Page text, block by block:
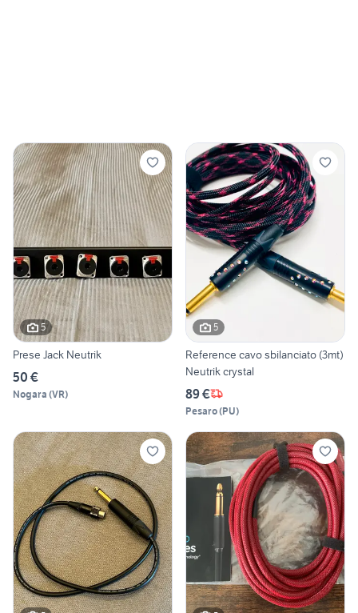
5
Prese Jack Neutrik
50 €
Nogara (VR)
5
Reference cavo sbilanciato (3mt)
Neutrik crystal
89 €
Pesaro(PU)